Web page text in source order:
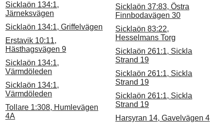
Sicklaön 134:1,
Järneksvägen
Sicklaön 134:1, Griffelvägen
Erstavik 10:11,
Hästhagsvägen 9
Sicklaön 134:1,
Värmdöleden
Sicklaön 134:1,
Värmdöleden
Tollare 1:308, Humlevägen
4A
Sicklaön 37:83, Östra
Finnbodavägen 30
Sicklaön 83:22,
Hesselmans Torg
Sicklaön 261:1, Sickla
Strand 19
Sicklaön 261:1, Sickla
Strand 19
Sicklaön 261:1, Sickla
Strand 19
Harsyran 14, Gavelvägen 4